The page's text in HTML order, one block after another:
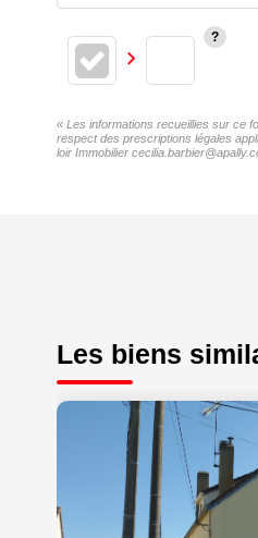
« Les informations recueillies sur ce
respect des prescriptions légales
loir Immobilier
Les biens